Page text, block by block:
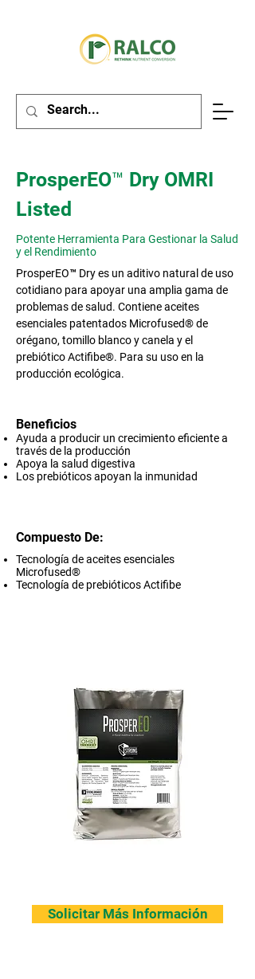
ProsperEO™ Dry OMRI
Listed
Potente Herramienta Para Gestionar la Salud
y el Rendimiento
ProsperEO™ Dry es un aditivo natural de uso
cotidiano para apoyar una amplia gama de
problemas de salud. Contiene aceites
esenciales patentados Microfused® de
orégano, tomillo blanco y canela y el
prebiótico Actifibe®. Para su uso en la
producción ecológica.​
Beneficios
Ayuda a producir un crecimiento eficiente a
través de la producción
Apoya la salud digestiva
Los prebióticos apoyan la inmunidad
Compuesto De:
Tecnología de aceites esenciales
Microfused®
Tecnología de prebióticos Actifibe
Solicitar Más Información